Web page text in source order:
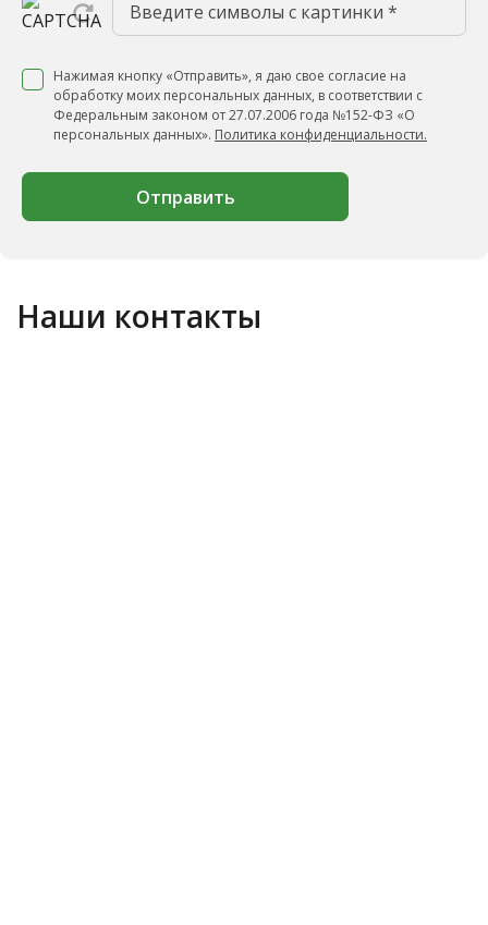
Нажимая кнопку «Отправить», я даю свое согласие на
обработку моих персональных данных, в соответствии с
Федеральным законом от 27.07.2006 года №152-ФЗ «О
персональных данных». Политика конфиденциальности.
Отправить
Наши контакты